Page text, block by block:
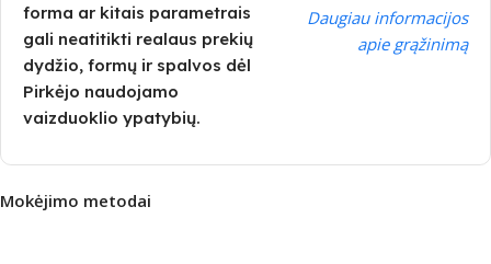
forma ar kitais parametrais
gali neatitikti realaus prekių
dydžio, formų ir spalvos dėl
Pirkėjo naudojamo
vaizduoklio ypatybių.
Daugiau informacijos
apie grąžinimą
Mokėjimo metodai